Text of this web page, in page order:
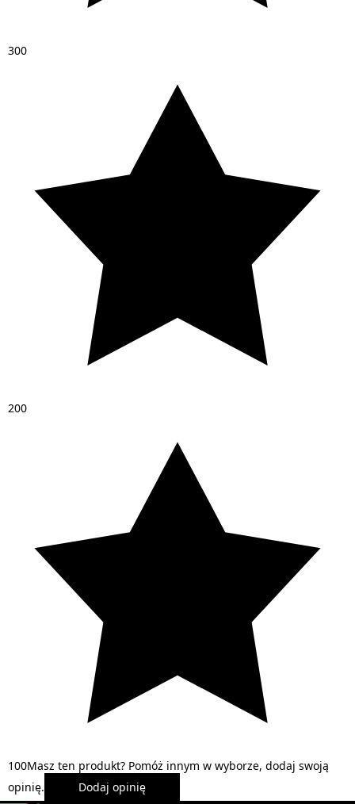
300
200
100Masz ten produkt? Pomóż innym w wyborze, dodaj swoją
opinię.
Dodaj opinię